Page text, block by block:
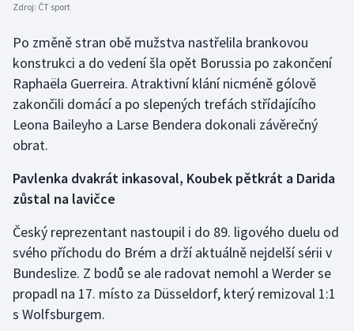
Zdroj: ČT sport
Po změně stran obě mužstva nastřelila brankovou
konstrukci a do vedení šla opět Borussia po zakončení
Raphaëla Guerreira. Atraktivní klání nicméně gólově
zakončili domácí a po slepených trefách střídajícího
Leona Baileyho a Larse Bendera dokonali závěrečný
obrat.
Pavlenka dvakrát inkasoval, Koubek pětkrát a Darida
zůstal na lavičce
Český reprezentant nastoupil i do 89. ligového duelu od
svého příchodu do Brém a drží aktuálně nejdelší sérii v
Bundeslize. Z bodů se ale radovat nemohl a Werder se
propadl na 17. místo za Düsseldorf, který remizoval 1:1
s Wolfsburgem.